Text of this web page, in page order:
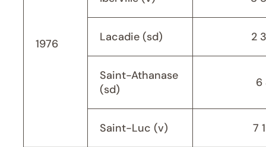
1976 Lacadie (sd) 2
Saint-Athanase
(sd)
6
Saint-Luc (v) 7